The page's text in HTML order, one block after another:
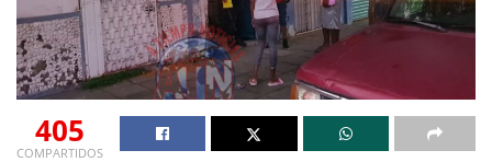
405
COMPARTIDOS